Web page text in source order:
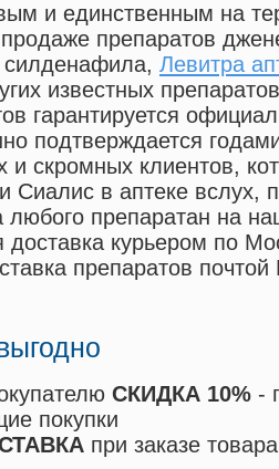
и единственным на
препаратов
силденафила, Левитра
известных препаратов
гарантируется
подтверждается
и скромных клиентов,
Сиалис в аптеке вслух,
любого препаратан на
курьером по
препаратов
СКИДКА 10% -
покупки
при заказе